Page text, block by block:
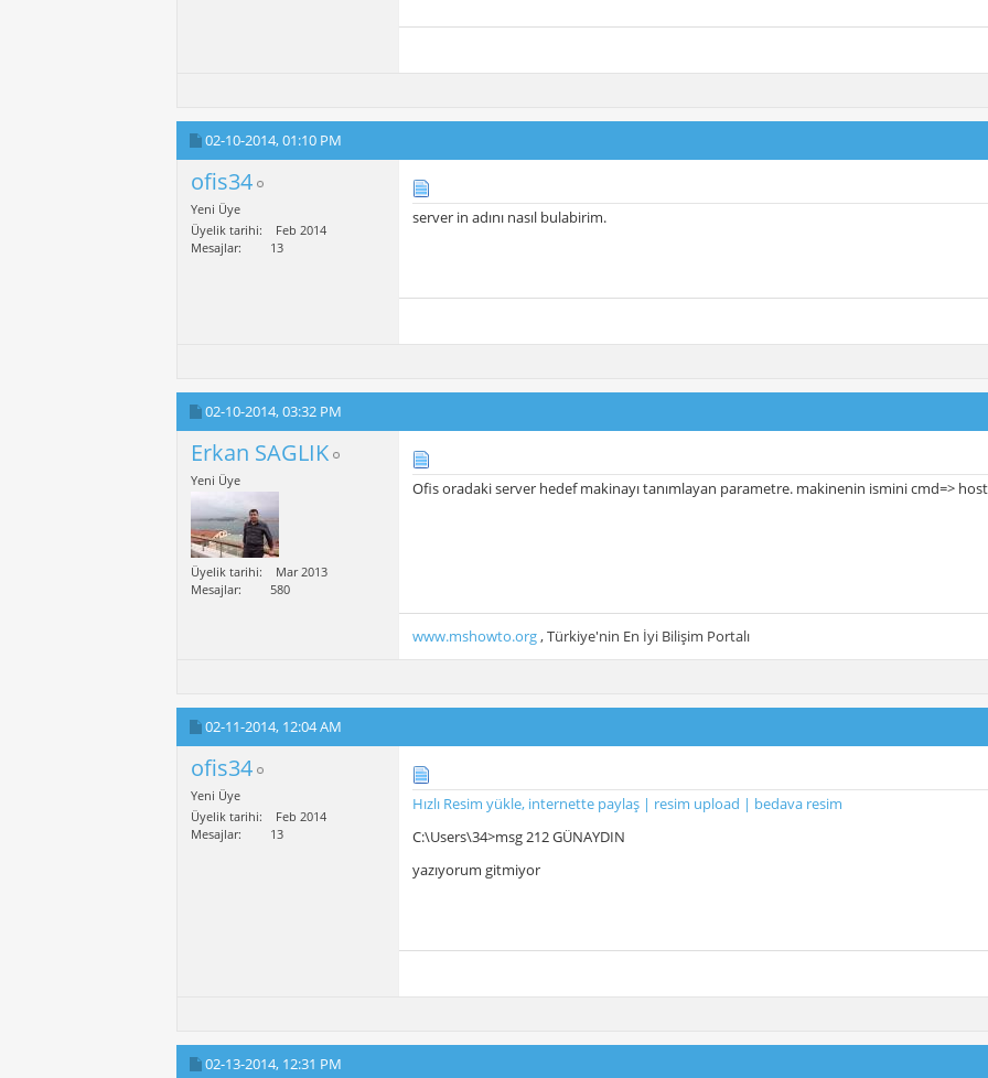
02-10-2014,01:10 PM
ofis34
Yeni Üye
Üyelik tarihi
Feb 2014
Mesajlar
13
server in adını nasıl bulabirim.
02-10-2014,03:32 PM
Erkan SAGLIK
Yeni Üye
Üyelik tarihi
Mar 2013
Mesajlar
580
Ofis oradaki server hedef makinayı tanımlayan parametre. makinenin ismini cmd=>
www.mshowto.org, Türkiye'nin En İyi Bilişim Portalı
02-11-2014, 12:04 AM
ofis34
Yeni Üye
Üyelik tarihi
Feb 2014
Mesajlar
13
Hızlı Resim yükle, internette paylaş | resim upload | bedava resim
C:\Users\34>msg 212 GÜNAYDIN
yazıyorum gitmiyor
02-13-2014, 12:31 PM